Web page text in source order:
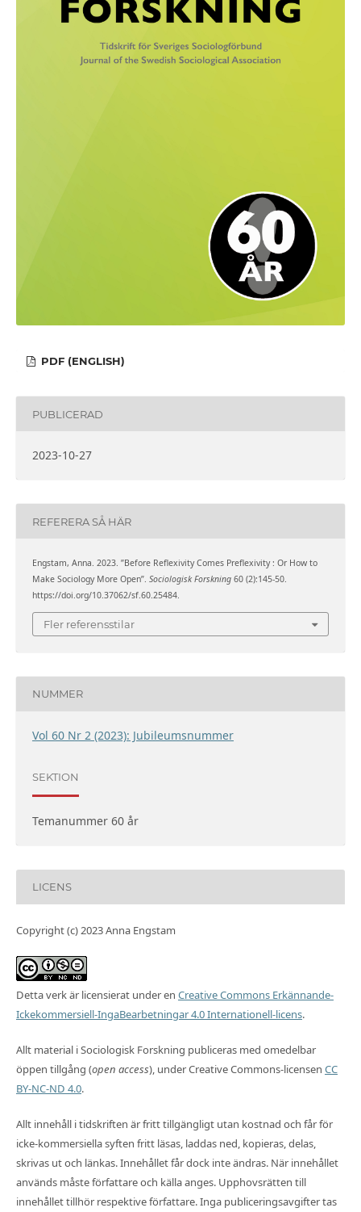
PDF (ENGLISH)
PUBLICERAD
2023-10-27
REFERERA SÅ HÄR
Engstam, Anna. 2023. ”Before Reflexivity Comes Preflexivity : Or How to
Make Sociology More Open”. Sociologisk Forskning60 (2):145-50.
https://doi.org/10.37062/sf.60.25484.
Fler referensstilar
NUMMER
Vol 60 Nr 2 (2023): Jubileumsnummer
SEKTION
Temanummer 60 år
LICENS
Copyright (c) 2023 Anna Engstam
Detta verk är licensierat under en Creative Commons Erkännande-
Ickekommersiell-IngaBearbetningar 4.0 Internationell-licens.
Allt material i Sociologisk Forskning publiceras med omedelbar
öppen tillgång (open access), under Creative Commons-licensen CC
BY-NC-ND 4.0.
Allt innehåll i tidskriften är fritt tillgängligt utan kostnad och får för
icke-kommersiella syften fritt läsas, laddas ned, kopieras, delas,
skrivas ut och länkas. Innehållet får dock inte ändras. När innehållet
används måste författare och källa anges. Upphovsrätten till
innehållet tillhör respektive författare. Inga publiceringsavgifter tas